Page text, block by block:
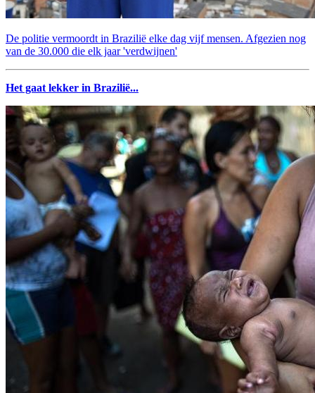
De politie vermoordt in Brazilië elke dag vijf mensen. Afgezien nog
van de 30.000 die elk jaar 'verdwijnen'
Het gaat lekker in Brazilië...